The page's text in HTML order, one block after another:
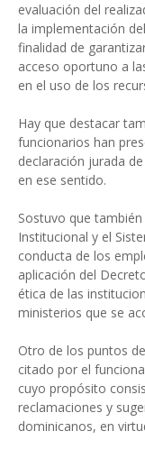
evaluación del
la implementación
finalidad de
acceso oportuno a
en el uso de los
Hay que destacar
funcionarios han
declaración jurada
en ese sentido.
Sostuvo que
Institucional y el
conducta de los
aplicación del
ética de las
ministerios que se
Otro de los puntos
citado por el
cuyo propósito
reclamaciones y
dominicanos, en